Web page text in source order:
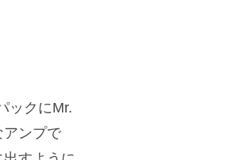
ックにMr.
アンプで